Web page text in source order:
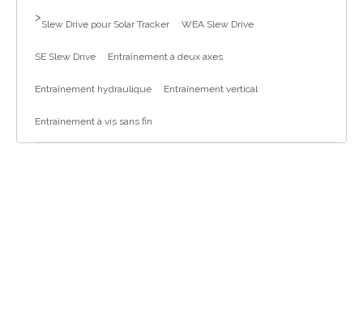
>
Slew Drive pour Solar Tracker WEA Slew Drive
SE Slew Drive Entraînement à deux axes
Entraînement hydraulique Entraînement vertical
Entraînement à vis sans fin